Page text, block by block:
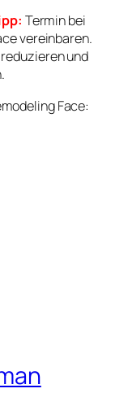
Termin bei
vereinbaren.
und
Face: